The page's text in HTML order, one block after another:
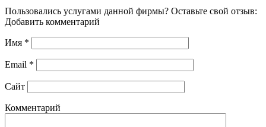
Пользовались услугами данной фирмы? Оставьте свой отзыв:
Добавить комментарий
Имя *
Email *
Сайт
Комментарий